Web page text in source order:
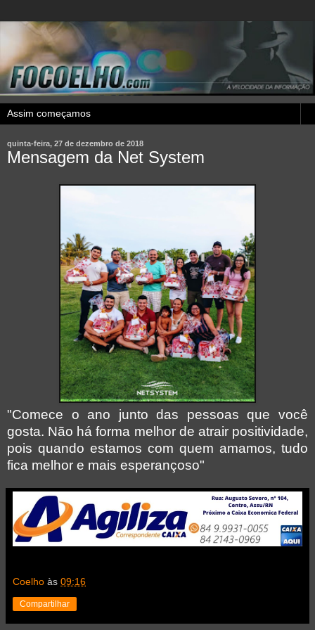
quinta-feira, 27 de dezembro de 2018
Mensagem da Net System
"Comece o ano junto das pessoas que você
gosta. Não há forma melhor de atrair positividade,
pois quando estamos com quem amamos, tudo
fica melhor e mais esperançoso"
Coelho às 09:16
Compartilhar